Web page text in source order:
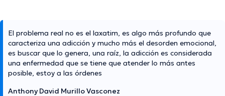
El problema real no es el laxatim, es algo más profundo que
caracteriza una adicción y mucho más el desorden emocional,
es buscar que lo genera, una raíz, la adicción es considerada
una enfermedad que se tiene que atender lo más antes
posible, estoy a las órdenes
Anthony David Murillo Vasconez